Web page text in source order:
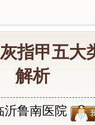
指甲五大
解析
沂鲁南医院